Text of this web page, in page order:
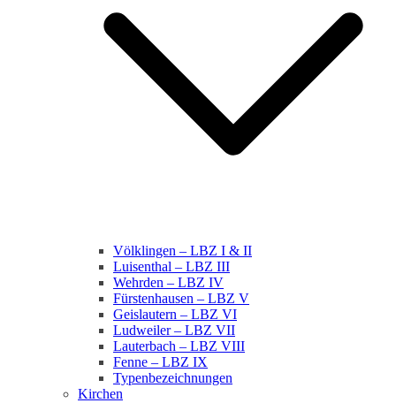
Völklingen – LBZ I & II
Luisenthal – LBZ III
Wehrden – LBZ IV
Fürstenhausen – LBZ V
Geislautern – LBZ VI
Ludweiler – LBZ VII
Lauterbach – LBZ VIII
Fenne – LBZ IX
Typenbezeichnungen
Kirchen